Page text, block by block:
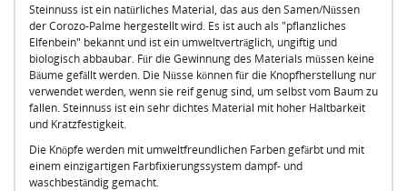
Steinnuss ist ein natürliches Material, das aus den Samen/Nüssen
der Corozo-Palme hergestellt wird. Es ist auch als "pflanzliches
Elfenbein" bekannt und ist ein umweltverträglich, ungiftig und
biologisch abbaubar. Für die Gewinnung des Materials müssen keine
Bäume gefällt werden. Die Nüsse können für die Knopfherstellung nur
verwendet werden, wenn sie reif genug sind, um selbst vom Baum zu
fallen. Steinnuss ist ein sehr dichtes Material mit hoher Haltbarkeit
und Kratzfestigkeit.
Die Knöpfe werden mit umweltfreundlichen Farben gefärbt und mit
einem einzigartigen Farbfixierungssystem dampf- und
waschbeständig gemacht.